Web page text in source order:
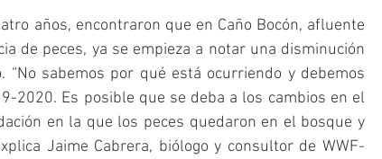
años, encontraron que en Caño Bocón, afluente
de peces, ya se empieza a notar una disminución
“No sabemos por qué está ocurriendo y debemos
2020. Es posible que se deba a los cambios en el
en la que los peces quedaron en el bosque y
Jaime Cabrera, biólogo y consultor de WWF-